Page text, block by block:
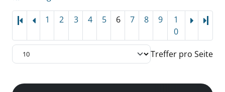
1 2 3 4 5 6 7 8 9
1
0
Treffer pro Seite